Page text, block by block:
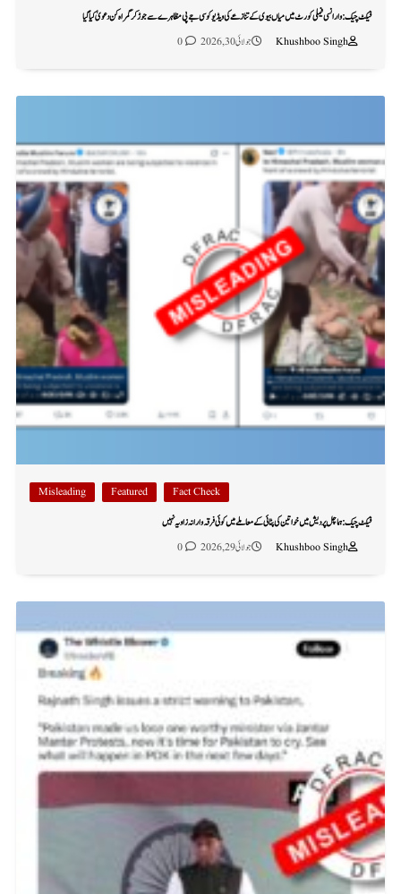
فیکٹ چیک: وارانسی فیملی کورٹ میں میاں بیوی کے تنازعے کی ویڈیو کو سی جے پی مظاہرے سے جوڑ کر گمراہ کن دعویٰ کیا گیا
Khushboo Singh
جولائی 30, 2026 0
Fact Check
Featured
Misleading
فیکٹ چیک: ہماچل پردیش میں خواتین کی پٹائی کے معاملے میں کوئی فرقہ وارانہ زاویہ نہیں
Khushboo Singh
جولائی 29, 2026 0